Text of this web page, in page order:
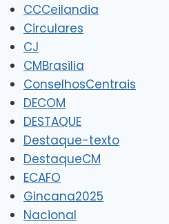
CCCeilandia
Circulares
CJ
CMBrasilia
ConselhosCentrais
DECOM
DESTAQUE
Destaque-texto
DestaqueCM
ECAFO
Gincana2025
Nacional